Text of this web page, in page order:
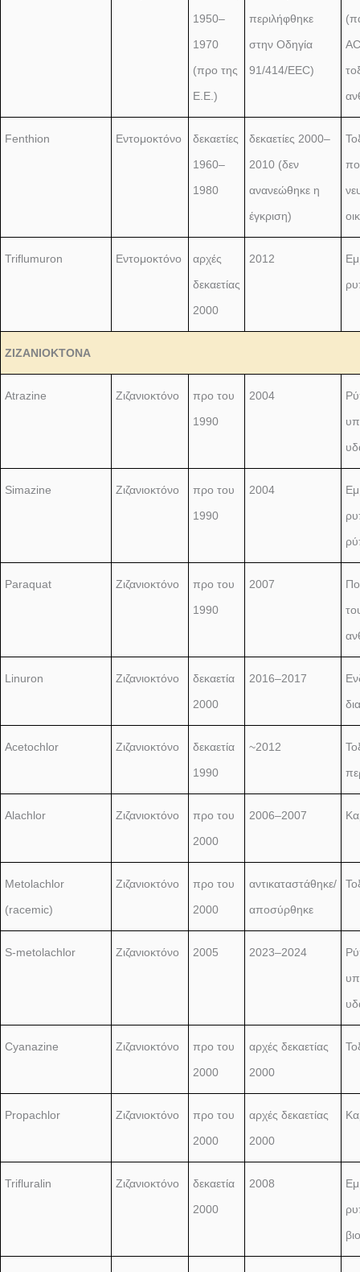
1950–
1970
(προ της
Ε.Ε.)
περιλήφθηκε
στην Οδηγία
91/414/EEC)
Fenthion Εντομοκτόνο
δεκαετίες
1960–
1980
δεκαετίες 2000–
2010 (δεν
ανανεώθηκε η
έγκριση)
Triflumuron Εντομοκτόνο
αρχές
δεκαετίας
2000
2012
ΖΙΖΑΝΙΟΚΤΟΝΑ
Atrazine Ζιζανιοκτόνο
προ του
1990
2004
Simazine Ζιζανιοκτόνο
προ του
1990
2004
Paraquat Ζιζανιοκτόνο
προ του
1990
2007
Linuron Ζιζανιοκτόνο
δεκαετία
2000
2016–2017
Acetochlor Ζιζανιοκτόνο
δεκαετία
1990
~2012
Alachlor Ζιζανιοκτόνο
προ του
2000
2006–2007
Metolachlor
(racemic)
Ζιζανιοκτόνο
προ του
2000
αντικαταστάθηκε/
αποσύρθηκε
S-metolachlor Ζιζανιοκτόνο 2005 2023–2024
Cyanazine Ζιζανιοκτόνο
προ του
2000
αρχές δεκαετίας
2000
Propachlor Ζιζανιοκτόνο
προ του
2000
αρχές δεκαετίας
2000
Trifluralin Ζιζανιοκτόνο
δεκαετία
2000
2008